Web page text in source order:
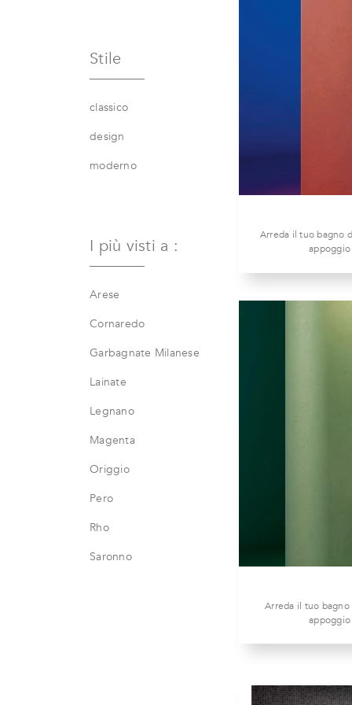
Arreda il tuo bagno
Arreda il tuo
Stile
classico
design
moderno
I più visti a :
Arese
Cornaredo
Garbagnate Milanese
Lainate
Legnano
Magenta
Origgio
Pero
Rho
Saronno